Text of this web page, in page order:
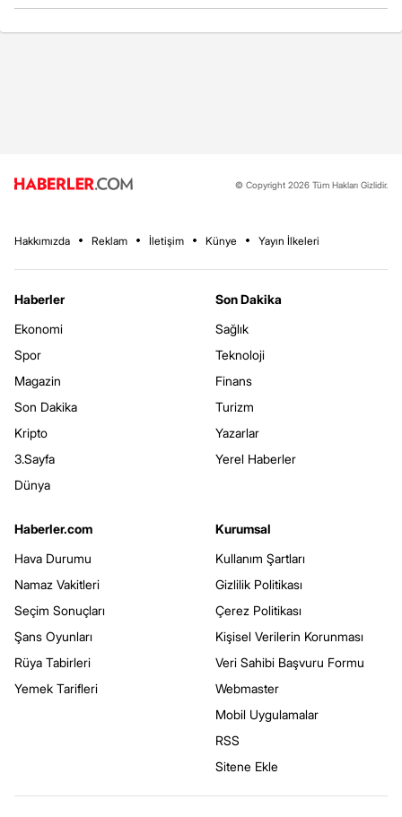
© Copyright 2026 Tüm Hakları Gizlidir.
Hakkımızda Reklam İletişim Künye Yayın İlkeleri
Haberler
Ekonomi
Spor
Magazin
Son Dakika
Kripto
3.Sayfa
Dünya
Son Dakika
Sağlık
Teknoloji
Finans
Turizm
Yazarlar
Yerel Haberler
Haberler.com
Hava Durumu
Namaz Vakitleri
Seçim Sonuçları
Şans Oyunları
Rüya Tabirleri
Yemek Tarifleri
Kurumsal
Kullanım Şartları
Gizlilik Politikası
Çerez Politikası
Kişisel Verilerin Korunması
Veri Sahibi Başvuru Formu
Webmaster
Mobil Uygulamalar
RSS
Sitene Ekle